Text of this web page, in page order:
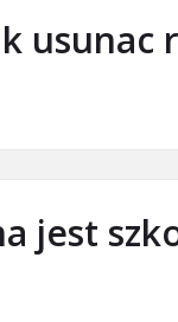
usunac
jest